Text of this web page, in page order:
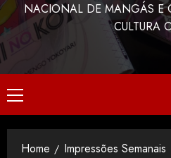
NACIONAL DE MANGÁS E
CULTURA
Home Impressões Semanais